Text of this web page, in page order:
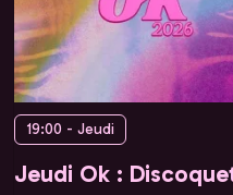
19:00 - Jeudi
Jeudi Ok :